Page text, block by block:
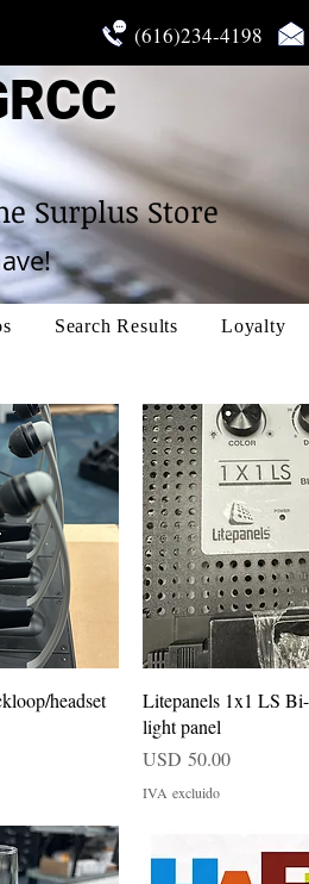
Surplus Store
Search Results Loyalty
(616)234-4198
headset
Vista
Litepanels 1x1 LS
light panel
Precio
USD 50.00
IVA excluido